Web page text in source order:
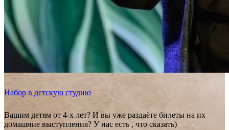
Набор в детскую студию
Вашим детям от 4-х лет? И вы уже раздаёте билеты на их
домашние выступления? У нас есть , что сказать)